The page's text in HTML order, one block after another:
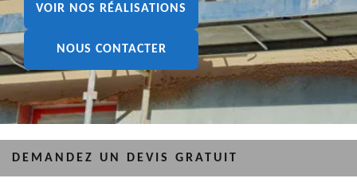
VOIR NOS RÉALISATIONS
NOUS CONTACTER
DEMANDEZ UN DEVIS GRATUIT